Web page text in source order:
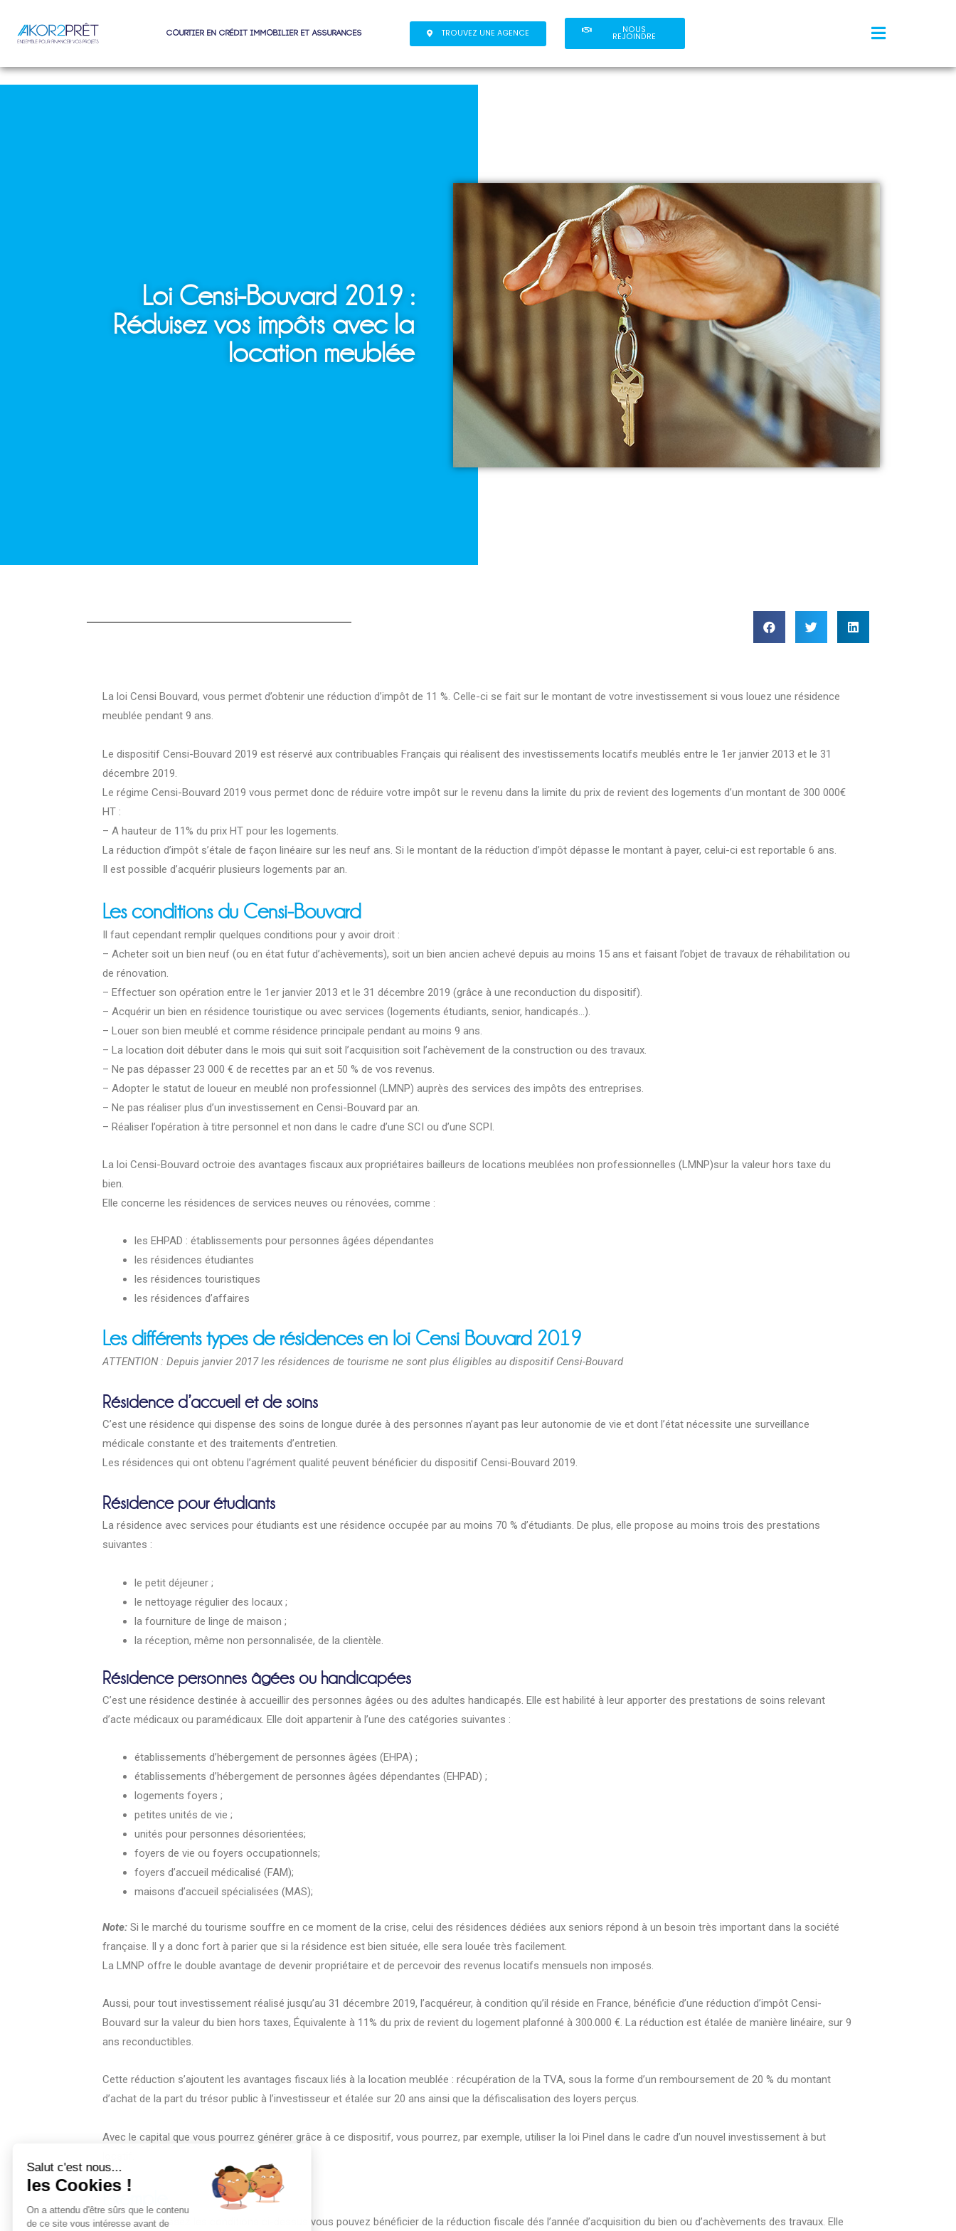
Courtier en crédit immobilier et assurances TROUVEZ UNE AGENCE NOUS
REJOINDRE
Loi Censi-Bouvard 2019 :
Réduisez vos impôts avec la
location meublée
La loi Censi Bouvard, vous permet d’obtenir une réduction d’impôt de 11 %. Celle-ci se fait sur le montant de votre investissement si vous louez une résidence
meublée pendant 9 ans.
Le dispositif Censi-Bouvard 2019 est réservé aux contribuables Français qui réalisent des investissements locatifs meublés entre le 1er janvier 2013 et le 31
décembre 2019.
Le régime Censi-Bouvard 2019 vous permet donc de réduire votre impôt sur le revenu dans la limite du prix de revient des logements d’un montant de 300 000€
HT :
– A hauteur de 11% du prix HT pour les logements.
La réduction d’impôt s’étale de façon linéaire sur les neuf ans. Si le montant de la réduction d’impôt dépasse le montant à payer, celui-ci est reportable 6 ans.
Il est possible d’acquérir plusieurs logements par an.
Les conditions du Censi-Bouvard
Il faut cependant remplir quelques conditions pour y avoir droit :
– Acheter soit un bien neuf (ou en état futur d’achèvements), soit un bien ancien achevé depuis au moins 15 ans et faisant l’objet de travaux de réhabilitation ou
de rénovation.
– Effectuer son opération entre le 1er janvier 2013 et le 31 décembre 2019 (grâce à une reconduction du dispositif).
– Acquérir un bien en résidence touristique ou avec services (logements étudiants, senior, handicapés…).
– Louer son bien meublé et comme résidence principale pendant au moins 9 ans.
– La location doit débuter dans le mois qui suit soit l’acquisition soit l’achèvement de la construction ou des travaux.
– Ne pas dépasser 23 000 € de recettes par an et 50 % de vos revenus.
– Adopter le statut de loueur en meublé non professionnel (LMNP) auprès des services des impôts des entreprises.
– Ne pas réaliser plus d’un investissement en Censi-Bouvard par an.
– Réaliser l’opération à titre personnel et non dans le cadre d’une SCI ou d’une SCPI.
La loi Censi-Bouvard octroie des avantages fiscaux aux propriétaires bailleurs de locations meublées non professionnelles (LMNP)sur la valeur hors taxe du
bien.
Elle concerne les résidences de services neuves ou rénovées, comme :
les EHPAD : établissements pour personnes âgées dépendantes
les résidences étudiantes
les résidences touristiques
les résidences d’affaires
Les différents types de résidences en loi Censi Bouvard 2019
ATTENTION : Depuis janvier 2017 les résidences de tourisme ne sont plus éligibles au dispositif Censi-Bouvard
Résidence d’accueil et de soins
C’est une résidence qui dispense des soins de longue durée à des personnes n’ayant pas leur autonomie de vie et dont l’état nécessite une surveillance
médicale constante et des traitements d’entretien.
Les résidences qui ont obtenu l’agrément qualité peuvent bénéficier du dispositif Censi-Bouvard 2019.
Résidence pour étudiants
La résidence avec services pour étudiants est une résidence occupée par au moins 70 % d’étudiants. De plus, elle propose au moins trois des prestations
suivantes :
le petit déjeuner ;
le nettoyage régulier des locaux ;
la fourniture de linge de maison ;
la réception, même non personnalisée, de la clientèle.
Résidence personnes âgées ou handicapées
C’est une résidence destinée à accueillir des personnes âgées ou des adultes handicapés. Elle est habilité à leur apporter des prestations de soins relevant
d’acte médicaux ou paramédicaux. Elle doit appartenir à l’une des catégories suivantes :
établissements d’hébergement de personnes âgées (EHPA) ;
établissements d’hébergement de personnes âgées dépendantes (EHPAD) ;
logements foyers ;
petites unités de vie ;
unités pour personnes désorientées;
foyers de vie ou foyers occupationnels;
foyers d’accueil médicalisé (FAM);
maisons d’accueil spécialisées (MAS);
Note: Si le marché du tourisme souffre en ce moment de la crise, celui des résidences dédiées aux seniors répond à un besoin très important dans la société
française. Il y a donc fort à parier que si la résidence est bien située, elle sera louée très facilement.
La LMNP offre le double avantage de devenir propriétaire et de percevoir des revenus locatifs mensuels non imposés.
Aussi, pour tout investissement réalisé jusqu’au 31 décembre 2019, l’acquéreur, à condition qu’il réside en France, bénéficie d’une réduction d’impôt Censi-
Bouvard sur la valeur du bien hors taxes, Équivalente à 11% du prix de revient du logement plafonné à 300.000 €. La réduction est étalée de manière linéaire, sur 9
ans reconductibles.
Cette réduction s’ajoutent les avantages fiscaux liés à la location meublée : récupération de la TVA, sous la forme d’un remboursement de 20 % du montant
d’achat de la part du trésor public à l’investisseur et étalée sur 20 ans ainsi que la défiscalisation des loyers perçus.
Avec le capital que vous pourrez générer grâce à ce dispositif, vous pourrez, par exemple, utiliser la loi Pinel dans le cadre d’un nouvel investissement à but
Exemple
Si vous remplissez les conditions ci-dessus vous pouvez bénéficier de la réduction fiscale dés l’année d’acquisition du bien ou d’achèvements des travaux. Elle
Salut c'est nous...
les Cookies !
On a attendu d'être sûrs que le contenu
de ce site vous intéresse avant de